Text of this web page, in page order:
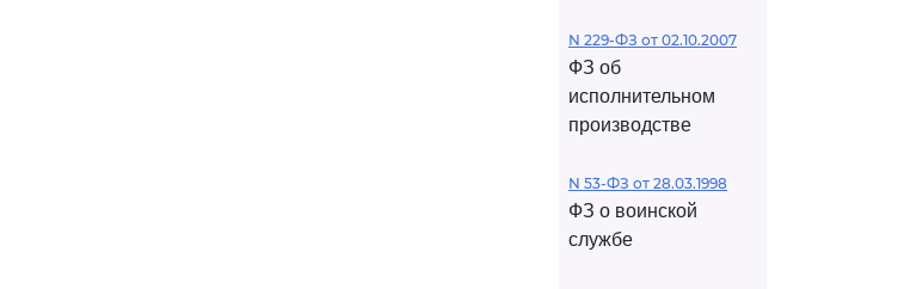
N 229-ФЗ от 02.10.2007
ФЗ об
исполнительном
производстве
N 53-ФЗ от 28.03.1998
ФЗ о воинской
службе